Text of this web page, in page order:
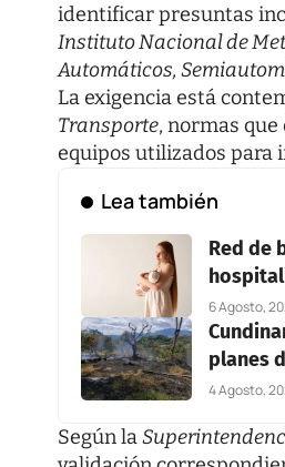
identificar presuntas
Instituto Nacional de
Automáticos,
La exigencia está
Transporte, normas
equipos utilizados para
Lea también
Red de
6 Agosto,
planes
4 Agosto,
Según la